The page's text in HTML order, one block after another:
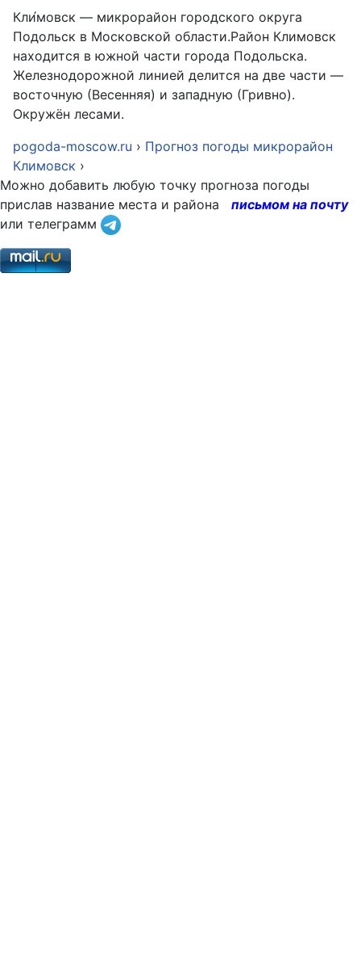
Кли́мовск — микрорайон городского округа
Подольск в Московской области.Район Климовск
находится в южной части города Подольска.
Железнодорожной линией делится на две части —
восточную (Весенняя) и западную (Гривно).
Окружён лесами.
pogoda-moscow.ru › Прогноз погоды микрорайон
Климовск ›
Можно добавить любую точку прогноза погоды
прислав название места и района
письмом на почту
или телеграмм